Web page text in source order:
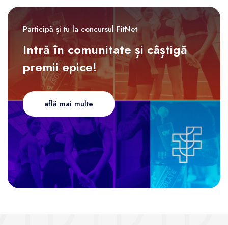
Participă și tu la concursul FitNet
Intră în comunitate și câștigă
premii epice!
află mai multe